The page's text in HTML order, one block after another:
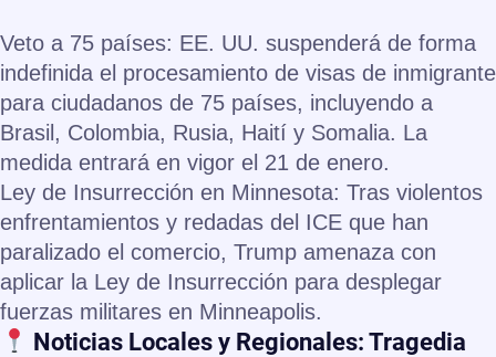
Veto a 75 países: EE. UU. suspenderá de forma
indefinida el procesamiento de visas de inmigrante
para ciudadanos de 75 países, incluyendo a
Brasil, Colombia, Rusia, Haití y Somalia. La
medida entrará en vigor el 21 de enero.
Ley de Insurrección en Minnesota: Tras violentos
enfrentamientos y redadas del ICE que han
paralizado el comercio, Trump amenaza con
aplicar la Ley de Insurrección para desplegar
fuerzas militares en Minneapolis.
Noticias Locales y Regionales: Tragedia